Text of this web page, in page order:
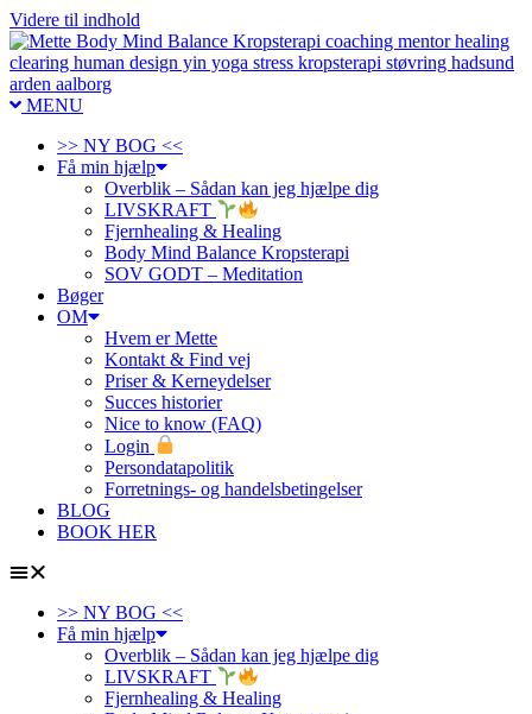
Videre til indhold
MENU
>> NY BOG <<
Få min hjælp
Overblik – Sådan kan jeg hjælpe dig
LIVSKRAFT
Fjernhealing & Healing
Body Mind Balance Kropsterapi
SOV GODT – Meditation
Bøger
OM
Hvem er Mette
Kontakt & Find vej
Priser & Kerneydelser
Succes historier
Nice to know (FAQ)
Login
Persondatapolitik
Forretnings- og handelsbetingelser
BLOG
BOOK HER
>> NY BOG <<
Få min hjælp
Overblik – Sådan kan jeg hjælpe dig
LIVSKRAFT
Fjernhealing & Healing